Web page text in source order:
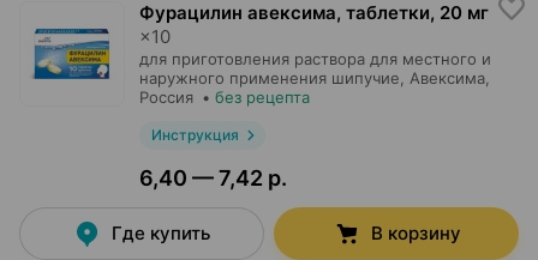
Фурацилин авексима, таблетки, 20 мг
×10
для приготовления раствора для местного и
наружного применения шипучие,
Авексима
Россия • без рецепта
Инструкция
6,40 — 7,42 р.
Где купить В корзину